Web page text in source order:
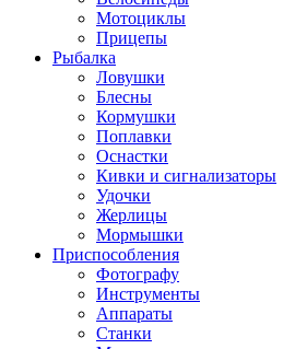
Мотоциклы
Прицепы
Рыбалка
Ловушки
Блесны
Кормушки
Поплавки
Оснастки
Кивки и сигнализаторы
Удочки
Жерлицы
Мормышки
Приспособления
Фотографу
Инструменты
Аппараты
Станки